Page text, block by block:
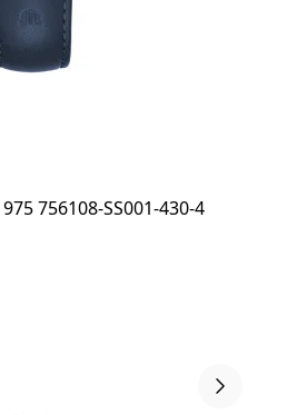
756108-SS001-430-4